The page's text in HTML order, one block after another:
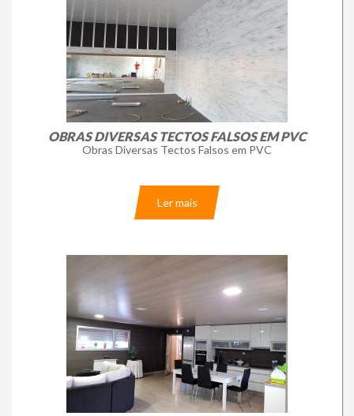
OBRAS DIVERSAS TECTOS FALSOS EM PVC
Obras Diversas Tectos Falsos em PVC
Ler mais